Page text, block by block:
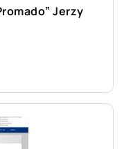
Jerzy